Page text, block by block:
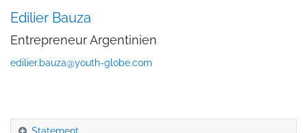
Edilier Bauza
Entrepreneur Argentinien
edilier.bauza@youth-globe.com